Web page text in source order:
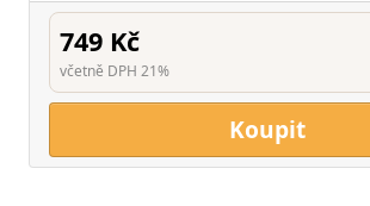
749 Kč
včetně DPH 21%
Koupit